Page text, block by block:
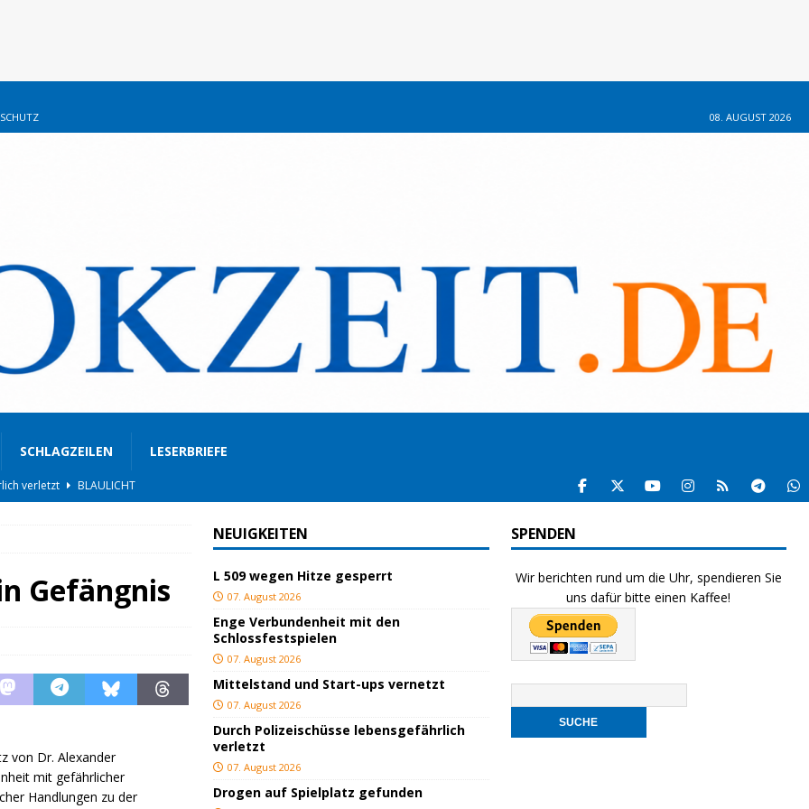
08. AUGUST 2026
SCHLAGZEILEN LESERBRIEFE
verletzt BLAULICHT
Gefängnis
von Dr. Alexander
mit gefährlicher
Handlungen zu der
NEUIGKEITEN
L 509 wegen Hitze gesperrt
07. August 2026
Enge Verbundenheit mit den
Schlossfestspielen
07. August 2026
Mittelstand und Start-ups vernetzt
07. August 2026
Durch Polizeischüsse lebensgefährlich
verletzt
07. August 2026
Drogen auf Spielplatz gefunden
SPENDEN
Wir berichten rund um die Uhr, spendieren Sie
uns dafür bitte einen Kaffee!